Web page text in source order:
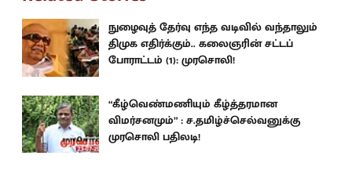
நுழைவுத் தேர்வு எந்த வடிவில் வந்தாலும்
திமுக எதிர்க்கும்.. கலைஞரின் சட்டப்
போராட்டம் (1): முரசொலி!
“கீழ்வெண்மணியும் கீழ்த்தரமான
விமர்சனமும்” : ச.தமிழ்ச்செல்வனுக்கு
முரசொலி பதிலடி!